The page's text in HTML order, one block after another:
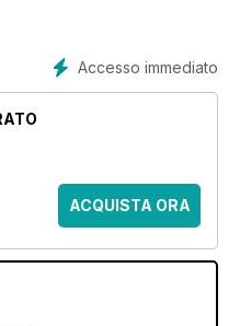
Accesso immediato
ACQUISTA ORA